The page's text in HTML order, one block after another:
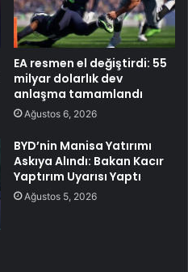
EA resmen el değiştirdi: 55
milyar dolarlık dev
anlaşma tamamlandı
Ağustos 6, 2026
BYD’nin Manisa Yatırımı
Askıya Alındı: Bakan Kacır
Yaptırım Uyarısı Yaptı
Ağustos 5, 2026